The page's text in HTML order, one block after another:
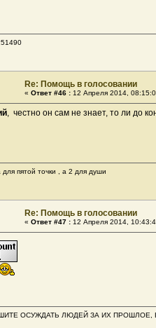
Re: Помощь в голосовании
« Ответ #46 : 12 Апреля 2014,
, честно он сам не знает, то ли до
для пятой точки , а 2 для души
Re: Помощь в голосовании
« Ответ #47 : 12 Апреля 2014,
ОСУЖДАТЬ ЛЮДЕЙ ЗА ИХ ПРОШЛОЕ,